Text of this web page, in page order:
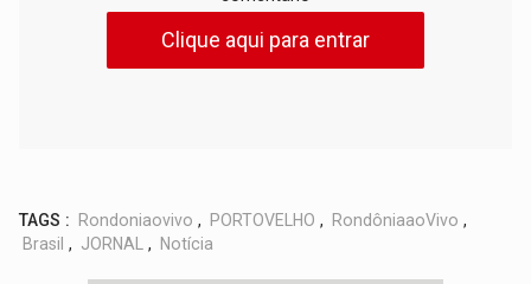
Clique aqui para entrar
TAGS : Rondoniaovivo , PORTOVELHO , RondôniaaoVivo ,
Brasil , JORNAL , Notícia